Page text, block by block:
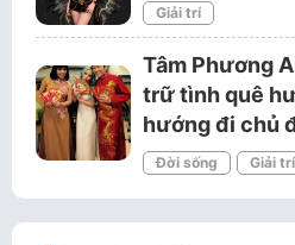
Giải trí
Tâm Phương
trữ tình quê
hướng đi chủ
Đời sống Giải trí